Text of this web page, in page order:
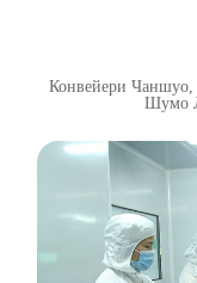
Конвейери
Шумо